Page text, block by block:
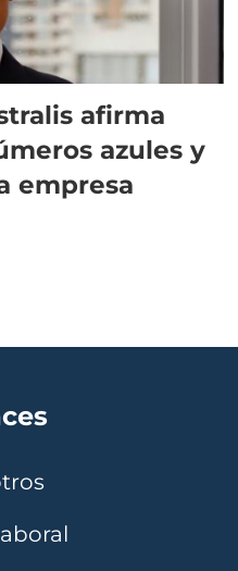
afirma
azules y
empresa